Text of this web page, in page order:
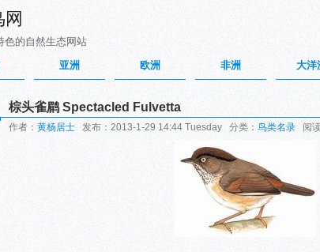
色的自然生态网站
亚洲 欧洲 非洲 大洋
棕头雀鹛 Spectacled Fulvetta
作者： 黄杨居士 发布：2013-1-29 14:44 Tuesday 分类： 鸟类名录 阅